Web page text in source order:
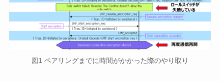
図1 ペアリングまでに時間がかかった際のやり取り